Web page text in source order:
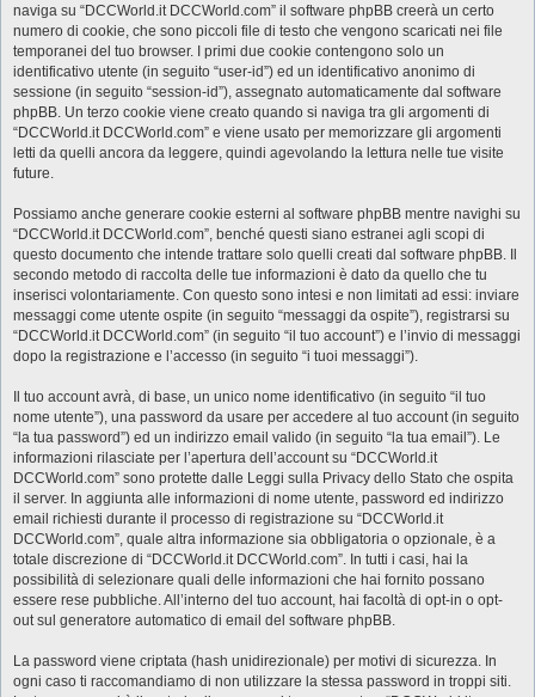
naviga su “DCCWorld.it DCCWorld.com” il software phpBB creerà un certo
numero di cookie, che sono piccoli file di testo che vengono scaricati nei file
temporanei del tuo browser. I primi due cookie contengono solo un
identificativo utente (in seguito “user-id”) ed un identificativo anonimo di
sessione (in seguito “session-id”), assegnato automaticamente dal software
phpBB. Un terzo cookie viene creato quando si naviga tra gli argomenti di
“DCCWorld.it DCCWorld.com” e viene usato per memorizzare gli argomenti
letti da quelli ancora da leggere, quindi agevolando la lettura nelle tue visite
future.
Possiamo anche generare cookie esterni al software phpBB mentre navighi su
“DCCWorld.it DCCWorld.com”, benché questi siano estranei agli scopi di
questo documento che intende trattare solo quelli creati dal software phpBB. Il
secondo metodo di raccolta delle tue informazioni è dato da quello che tu
inserisci volontariamente. Con questo sono intesi e non limitati ad essi: inviare
messaggi come utente ospite (in seguito “messaggi da ospite”), registrarsi su
“DCCWorld.it DCCWorld.com” (in seguito “il tuo account”) e l’invio di messaggi
dopo la registrazione e l’accesso (in seguito “i tuoi messaggi”).
Il tuo account avrà, di base, un unico nome identificativo (in seguito “il tuo
nome utente”), una password da usare per accedere al tuo account (in seguito
“la tua password”) ed un indirizzo email valido (in seguito “la tua email”). Le
informazioni rilasciate per l’apertura dell’account su “DCCWorld.it
DCCWorld.com” sono protette dalle Leggi sulla Privacy dello Stato che ospita
il server. In aggiunta alle informazioni di nome utente, password ed indirizzo
email richiesti durante il processo di registrazione su “DCCWorld.it
DCCWorld.com”, quale altra informazione sia obbligatoria o opzionale, è a
totale discrezione di “DCCWorld.it DCCWorld.com”. In tutti i casi, hai la
possibilità di selezionare quali delle informazioni che hai fornito possano
essere rese pubbliche. All’interno del tuo account, hai facoltà di opt-in o opt-
out sul generatore automatico di email del software phpBB.
La password viene criptata (hash unidirezionale) per motivi di sicurezza. In
ogni caso ti raccomandiamo di non utilizzare la stessa password in troppi siti.